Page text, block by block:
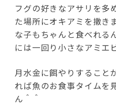
フグの好きなアサリを多
た場所にオキアミを撒き
な子もちゃんと食べれる
には一回り小さなアミエ
月水金に餌やりすること
れば魚のお食事タイムを
ん＾＾